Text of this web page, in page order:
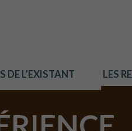
DE L’EXISTANT LES